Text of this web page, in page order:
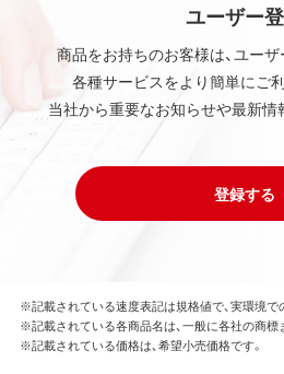
ユーザー
商品をお持ちのお客様は、ユー
各種サービスをより簡単にご
当社から重要なお知らせや最新情
登録する
※記載されている速度表記は規格値で、実環境で
※記載されている各商品名は、一般に各社の商標
※記載されている価格は、希望小売価格です。